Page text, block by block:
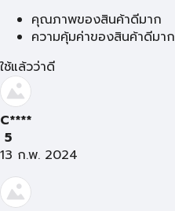
คุณภาพของสินค้าดีมาก
ความคุ้มค่าของสินค้าดีมาก
ใช้แล้วว่าดี
C****
5
13 ก.พ. 2024